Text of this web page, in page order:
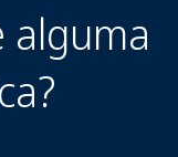
alguma